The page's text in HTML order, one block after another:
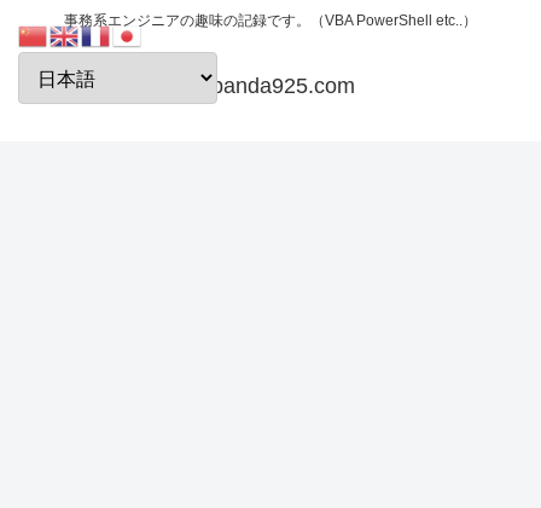
事務系エンジニアの趣味の記録です。（VBA PowerShell etc..）
papanda925.com